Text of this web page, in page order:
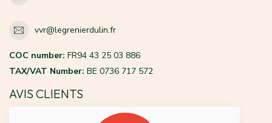
vvr@legrenierdulin.fr
COC number: FR94 43 25 03 886
TAX/VAT Number: BE 0736 717 572
AVIS CLIENTS